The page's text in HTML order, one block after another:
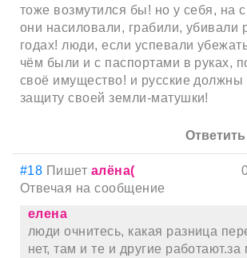
тоже возмутился бы! но у себя, на
они насиловали, грабили, убивали
годах! люди, если успевали
чём были и с паспортами в руках,
своё имущество! и русские должны
защиту своей земли-матушки!
Ответить
#18 Пишет алёна(
Отвечая на сообщение
елена
люди очнитесь, какая разница
нет, там и те и другие работают.за